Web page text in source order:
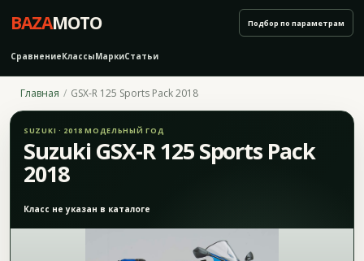
BAZAMOTO
СравнениеКлассыМаркиСтатьи
Подбор по параметрам
Главная GSX-R 125 Sports Pack 2018
SUZUKI · 2018 МОДЕЛЬНЫЙ ГОД
Suzuki GSX-R 125 Sports Pack
2018
Класс не указан в каталоге